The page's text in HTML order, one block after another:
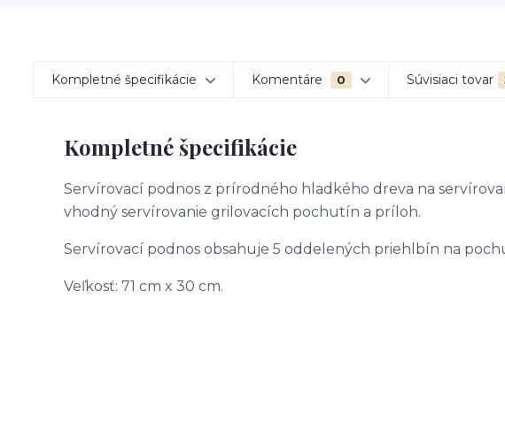
Kompletné špecifikácie Komentáre 0 Súvisiaci tovar
Kompletné špecifikácie
Servírovací podnos z prírodného hladkého dreva na
vhodný servírovanie grilovacích pochutín a príloh.
Servírovací podnos obsahuje 5 oddelených priehlbín na
Veľkosť: 71 cm x 30 cm.